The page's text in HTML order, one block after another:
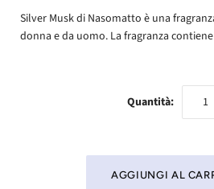
Silver Musk di Nasomatto è una
donna e da uomo. La fragranza
Quantità: